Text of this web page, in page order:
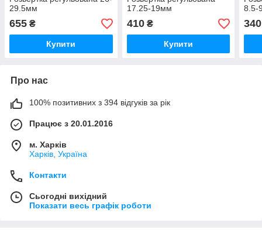
29.5мм
655 ₴
Купити
17.25-19мм
410₴
Купити
8.5-
340
Про нас
100% позитивних з 394 відгуків за рік
Працює з 20.01.2016
м. Харків
Харків, Україна
Контакти
Сьогодні вихідний
Показати весь графік роботи